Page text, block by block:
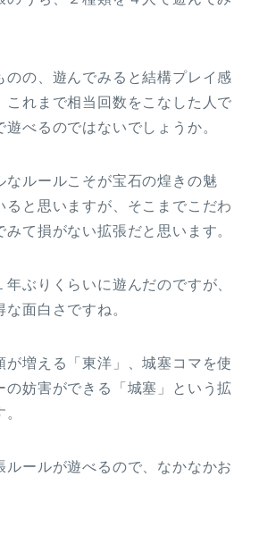
のの、遊んでみると結構プレイ感
これまで相当回数をこなした人で
遊べるのではないでしょうか。
なルールこそが宝石の煌きの魅
ると思いますが、そこまでこだわ
みて損がない拡張だと思います。
ぶりくらいに遊んだのですが、
面白さですね。
が増える「東洋」、城塞コマを使
の妨害ができる「城塞」という拡
ルールが遊べるので、なかなかお